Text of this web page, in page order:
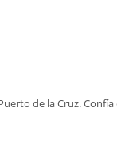
de la Cruz.